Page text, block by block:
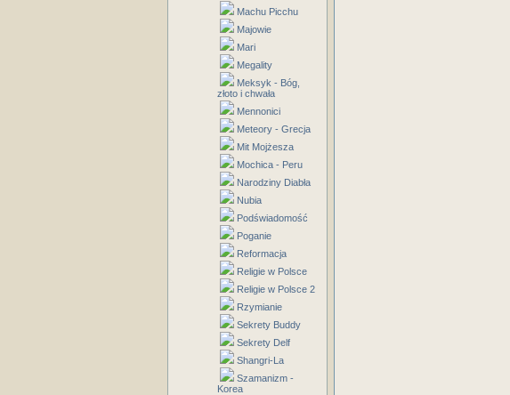
Machu Picchu
Majowie
Mari
Megality
Meksyk - Bóg,
złoto i chwała
Mennonici
Meteory - Grecja
Mit Mojżesza
Mochica - Peru
Narodziny Diabła
Nubia
Podświadomość
Poganie
Reformacja
Religie w Polsce
Religie w Polsce 2
Rzymianie
Sekrety Buddy
Sekrety Delf
Shangri-La
Szamanizm -
Korea